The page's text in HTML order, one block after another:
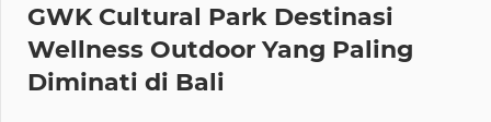
GWK Cultural Park Destinasi
Wellness Outdoor Yang Paling
Diminati di Bali